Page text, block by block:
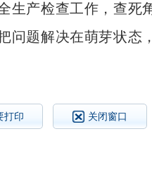
生产检查工作，查死
问题解决在萌芽状态
打印 关闭窗口